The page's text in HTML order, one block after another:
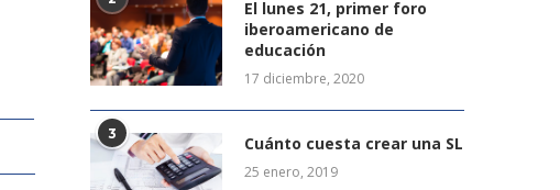
El lunes 21, primer foro
iberoamericano de
educación
17 diciembre, 2020
3 Cuánto cuesta crear una SL
25 enero, 2019